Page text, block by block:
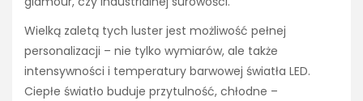
Wielką zaletą tych luster jest możliwość pełnej
personalizacji – nie tylko wymiarów, ale także
intensywności i temperatury barwowej światła LED.
Ciepłe światło buduje przytulność, chłodne –